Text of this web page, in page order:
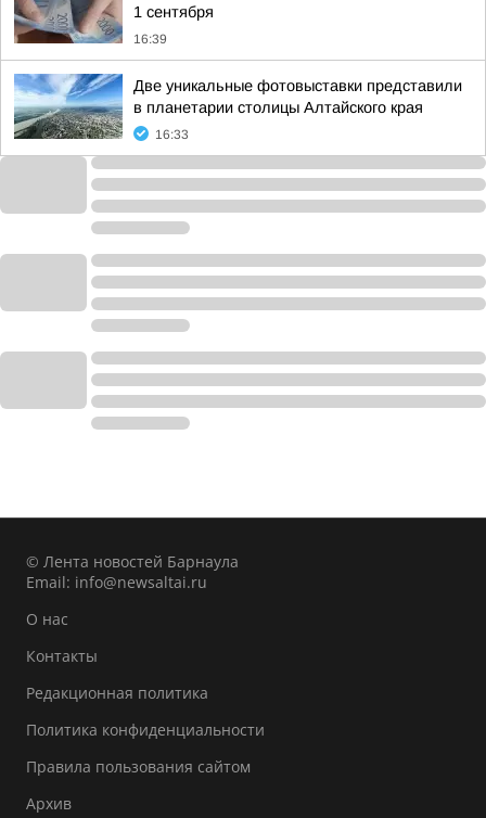
1 сентября
16:39
Две уникальные фотовыставки представили
в планетарии столицы Алтайского края
16:33
© Лента новостей Барнаула
Email: info@newsaltai.ru
О нас
Контакты
Редакционная политика
Политика конфиденциальности
Правила пользования сайтом
Архив